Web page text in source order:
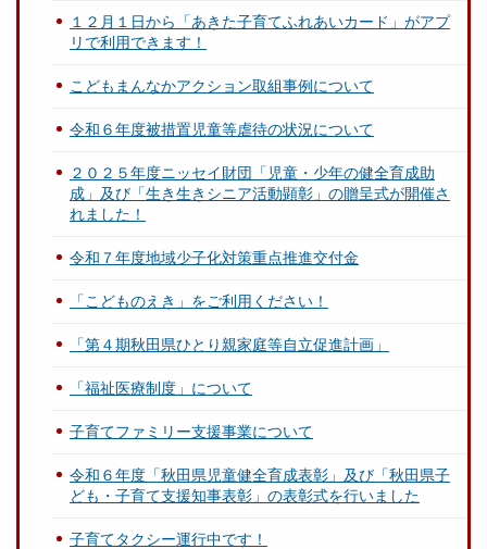
１２月１日から「あきた子育てふれあいカード」がアプ
リで利用できます！
こどもまんなかアクション取組事例について
令和６年度被措置児童等虐待の状況について
２０２５年度ニッセイ財団「児童・少年の健全育成助
成」及び「生き生きシニア活動顕彰」の贈呈式が開催さ
れました！
令和７年度地域少子化対策重点推進交付金
「こどものえき」をご利用ください！
「第４期秋田県ひとり親家庭等自立促進計画」
「福祉医療制度」について
子育てファミリー支援事業について
令和６年度「秋田県児童健全育成表彰」及び「秋田県子
ども・子育て支援知事表彰」の表彰式を行いました
子育てタクシー運行中です！